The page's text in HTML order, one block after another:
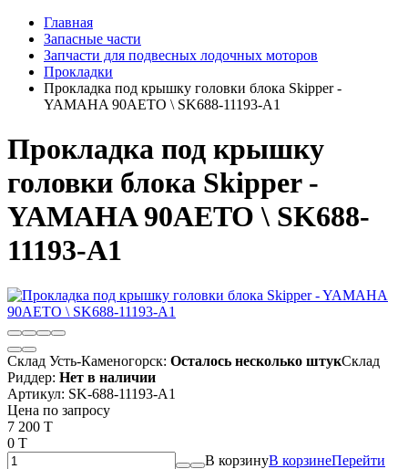
Главная
Запасные части
Запчасти для подвесных лодочных моторов
Прокладки
Прокладка под крышку головки блока Skipper -
YAMAHA 90AETO \ SK688-11193-A1
Прокладка под крышку
головки блока Skipper -
YAMAHA 90AETO \ SK688-
11193-A1
Склад Усть-Каменогорск: Осталось несколько штукСклад
Риддер: Нет в наличии
Артикул: SK-688-11193-A1
Цена по запросу
7 200 T
0 T
В корзинуВ корзинеПерейти